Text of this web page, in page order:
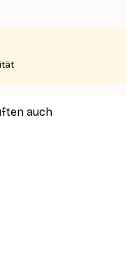
auch